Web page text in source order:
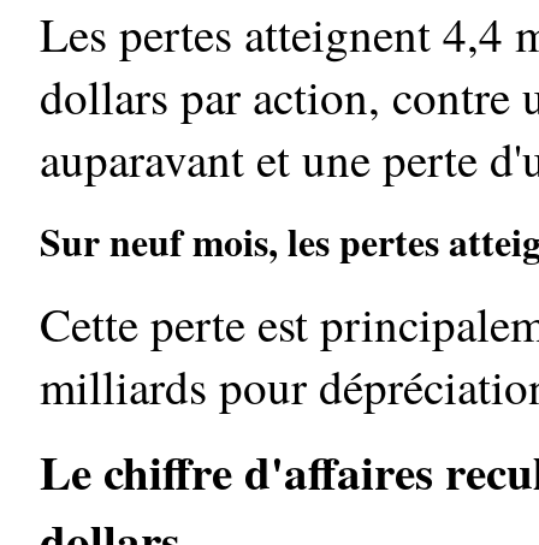
Les pertes atteignent 4,4
dollars par action, contre
auparavant et une perte
Sur neuf mois, les pertes
Cette perte est
milliards pour
Le chiffre d'affaires